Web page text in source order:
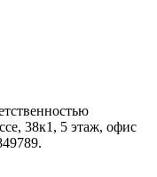
38к1, 5 этаж, офис